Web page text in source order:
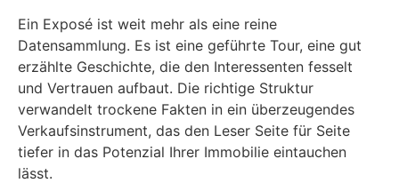
Ein Exposé ist weit mehr als eine reine
Datensammlung. Es ist eine geführte Tour, eine gut
erzählte Geschichte, die den Interessenten fesselt
und Vertrauen aufbaut. Die richtige Struktur
verwandelt trockene Fakten in ein überzeugendes
Verkaufsinstrument, das den Leser Seite für Seite
tiefer in das Potenzial Ihrer Immobilie eintauchen
lässt.